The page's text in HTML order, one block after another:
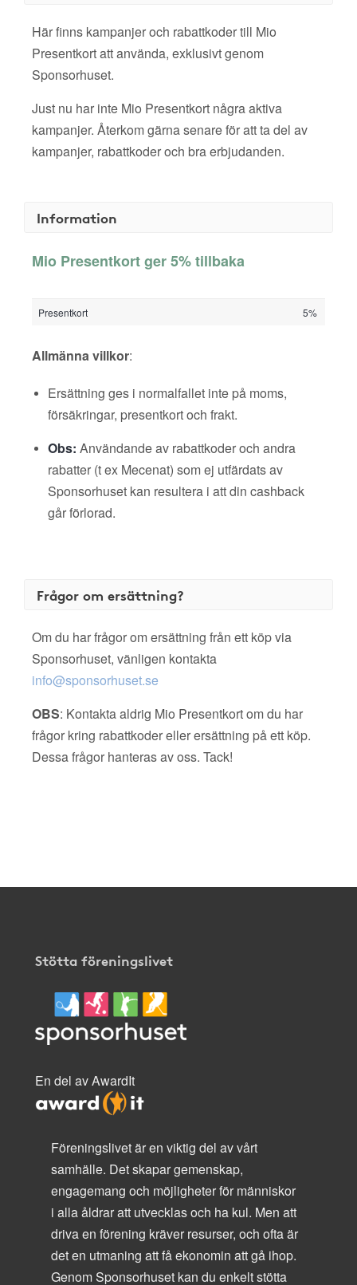
Här finns kampanjer och rabattkoder till Mio
Presentkort att använda, exklusivt genom
Sponsorhuset.
Just nu har inte Mio Presentkort några aktiva
kampanjer. Återkom gärna senare för att ta del av
kampanjer, rabattkoder och bra erbjudanden.
Information
Mio Presentkort ger 5% tillbaka
Presentkort 5%
Allmänna villkor:
Ersättning ges i normalfallet inte på moms,
försäkringar, presentkort och frakt.
Obs: Användande av rabattkoder och andra
rabatter (t ex Mecenat) som ej utfärdats av
Sponsorhuset kan resultera i att din cashback
går förlorad.
Frågor om ersättning?
Om du har frågor om ersättning från ett köp via
Sponsorhuset, vänligen kontakta
info@sponsorhuset.se
OBS: Kontakta aldrig Mio Presentkort om du har
frågor kring rabattkoder eller ersättning på ett köp.
Dessa frågor hanteras av oss. Tack!
Stötta föreningslivet
En del av AwardIt
Föreningslivet är en viktig del av vårt
samhälle. Det skapar gemenskap,
engagemang och möjligheter för människor
i alla åldrar att utvecklas och ha kul. Men att
driva en förening kräver resurser, och ofta är
det en utmaning att få ekonomin att gå ihop.
Genom Sponsorhuset kan du enkelt stötta